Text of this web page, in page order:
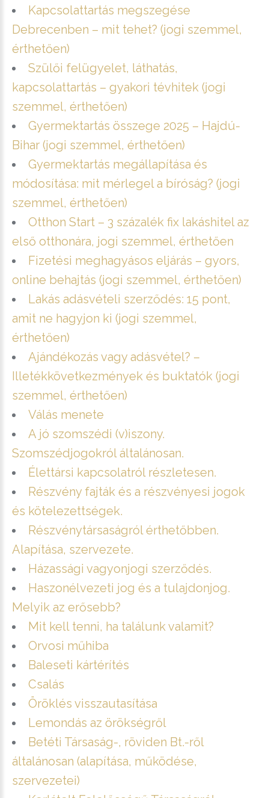
Kapcsolattartás megszegése
Debrecenben – mit tehet? (jogi szemmel,
érthetően)
Szülői felügyelet, láthatás,
kapcsolattartás – gyakori tévhitek (jogi
szemmel, érthetően)
Gyermektartás összege 2025 – Hajdú-
Bihar (jogi szemmel, érthetően)
Gyermektartás megállapítása és
módosítása: mit mérlegel a bíróság? (jogi
szemmel, érthetően)
Otthon Start – 3 százalék fix lakáshitel az
első otthonára, jogi szemmel, érthetően
Fizetési meghagyásos eljárás – gyors,
online behajtás (jogi szemmel, érthetően)
Lakás adásvételi szerződés: 15 pont,
amit ne hagyjon ki (jogi szemmel,
érthetően)
Ajándékozás vagy adásvétel? –
Illetékkövetkezmények és buktatók (jogi
szemmel, érthetően)
Válás menete
A jó szomszédi (v)iszony.
Szomszédjogokról általánosan.
Élettársi kapcsolatról részletesen.
Részvény fajták és a részvényesi jogok
és kötelezettségek.
Részvénytársaságról érthetőbben.
Alapítása, szervezete.
Házassági vagyonjogi szerződés.
Haszonélvezeti jog és a tulajdonjog.
Melyik az erősebb?
Mit kell tenni, ha találunk valamit?
Orvosi műhiba
Baleseti kártérítés
Csalás
Öröklés visszautasítása
Lemondás az örökségről
Betéti Társaság-, röviden Bt.-ről
általánosan (alapítása, működése,
szervezetei)